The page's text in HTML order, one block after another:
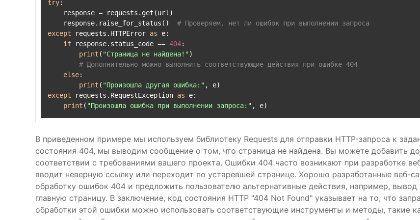
try:
    response = requests.get(url)
    response.raise_for_status()
# Проверяем, нет ли ошибок при выполнении запроса
except requests.HTTPError as e:
if response.status_code == 404:
print ( "Страница не найдена!")
# Дополнительно можно выполнить соответствующие действия при ошибке 404
else:
print ( "Произошла другая ошибка:"
except requests.RequestException as e:
print ( "Произошла ошибка при выполнении запроса:"
В приведенном примере мы используем библиотеку Requests для отправки HTTP-запроса к
состояния 404, мы выводим сообщение о том, что страница не найдена. Вы можете добавить
соответствии с требованиями вашего проекта. Ошибки 404 часто возникают при разработке
вводит неверную ссылку или переходит по устаревшей странице. Хорошо разработанные веб-
обработку ошибок 404 и предложить пользователю альтернативные действия, например,
главную страницу. В заключение, код состояния HTTP "404 Not Found" указывает на то, что
обработки этой ошибки можно использовать соответствующие инструменты и методы, такие